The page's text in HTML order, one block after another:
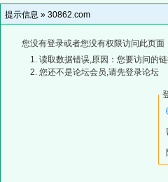
提示信息 » 30862.com
您没有登录或者您没有权限访问此页面
读取数据错误,原因：您要访问的
您还不是论坛会员,请先登录论坛